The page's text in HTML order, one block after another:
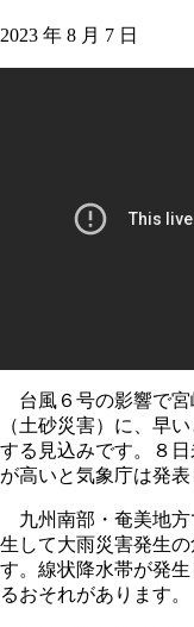
2023 年 8 月 7 日
台風６号の影響で宮
（土砂災害）に、早
する見込みです。８
が高いと気象庁は発表
九州南部・奄美地方
生して大雨災害発生
す。線状降水帯が発
るおそれがあります。